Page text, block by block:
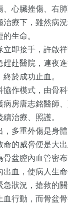
、心臟挫傷、右
治療下，雖然病
生命。
即接手，許啟
趕赴醫院，連夜
於成功止血。
作模式，由骨
病房唐志銘醫師
治療、照護。
多重外傷是身
命的威脅便是大
骨盆腔內血管密
血，使病人生命
狀況，搶救的
血行動，而骨盆